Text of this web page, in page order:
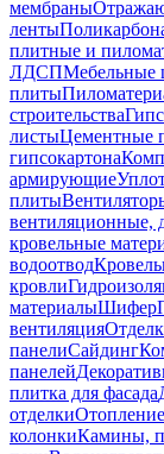
мембраны
ленты
плитные и
ЛДСПМебельные
плиты
строительства
листыЦементные
гипсокартона
армирующие
плиты
вентиляционные,
кровельные
водоотвод
кровли
материалыШифер
вентиляция
панелиСайдинг
панелей
плитка для фасада
отделкиОтопление
колонкиКамины,